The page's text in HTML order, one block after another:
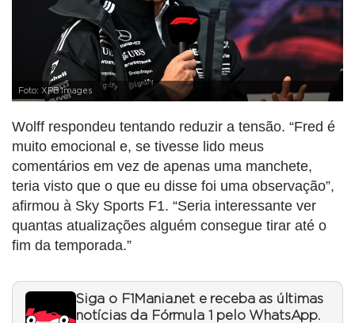
Foto: XPB Images
Wolff respondeu tentando reduzir a tensão. “Fred é
muito emocional e, se tivesse lido meus
comentários em vez de apenas uma manchete,
teria visto que o que eu disse foi uma observação”,
afirmou à Sky Sports F1. “Seria interessante ver
quantas atualizações alguém consegue tirar até o
fim da temporada.”
Siga o F1Mania.net e receba as últimas
notícias da Fórmula 1 pelo WhatsApp.